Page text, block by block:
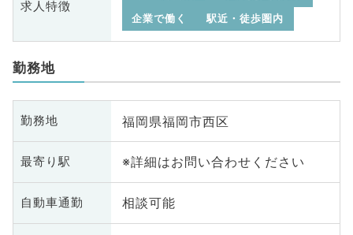
求人特徴
企業で働く
駅近・徒歩圏内
勤務地
勤務地 福岡県福岡市西区
最寄り駅 ※詳細はお問い合わせください
自動車通勤 相談可能